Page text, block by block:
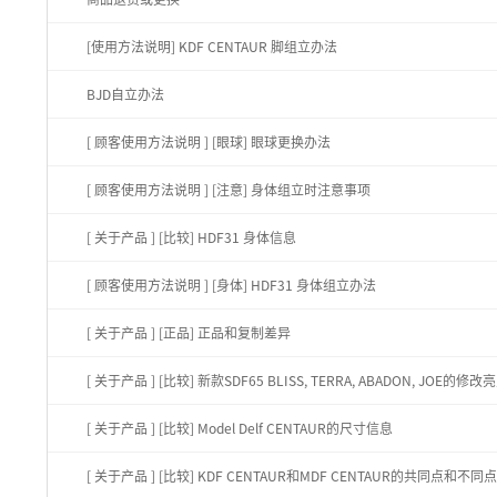
[使用方法说明] KDF CENTAUR 脚组立办法
BJD自立办法
[ 顾客使用方法说明 ] [眼球] 眼球更换办法
[ 顾客使用方法说明 ] [注意] 身体组立时注意事项
[ 关于产品 ] [比较] HDF31 身体信息
[ 顾客使用方法说明 ] [身体] HDF31 身体组立办法
[ 关于产品 ] [正品] 正品和复制差异
[ 关于产品 ] [比较] 新款SDF65 BLISS, TERRA, ABADON, JOE的修改
[ 关于产品 ] [比较] Model Delf CENTAUR的尺寸信息
[ 关于产品 ] [比较] KDF CENTAUR和MDF CENTAUR的共同点和不同点